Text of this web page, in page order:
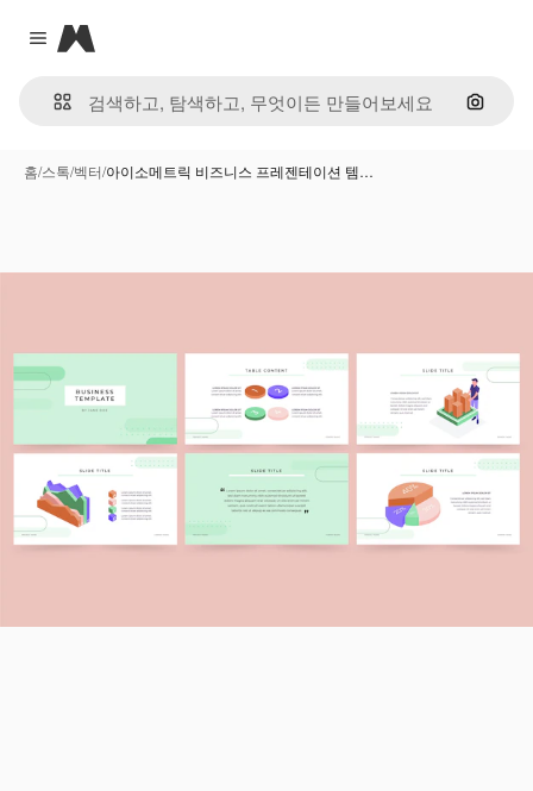
Close menu
Magnific
이미지
홈/스톡/벡터/아이소메트릭 비즈니스 프레젠테이션 템…